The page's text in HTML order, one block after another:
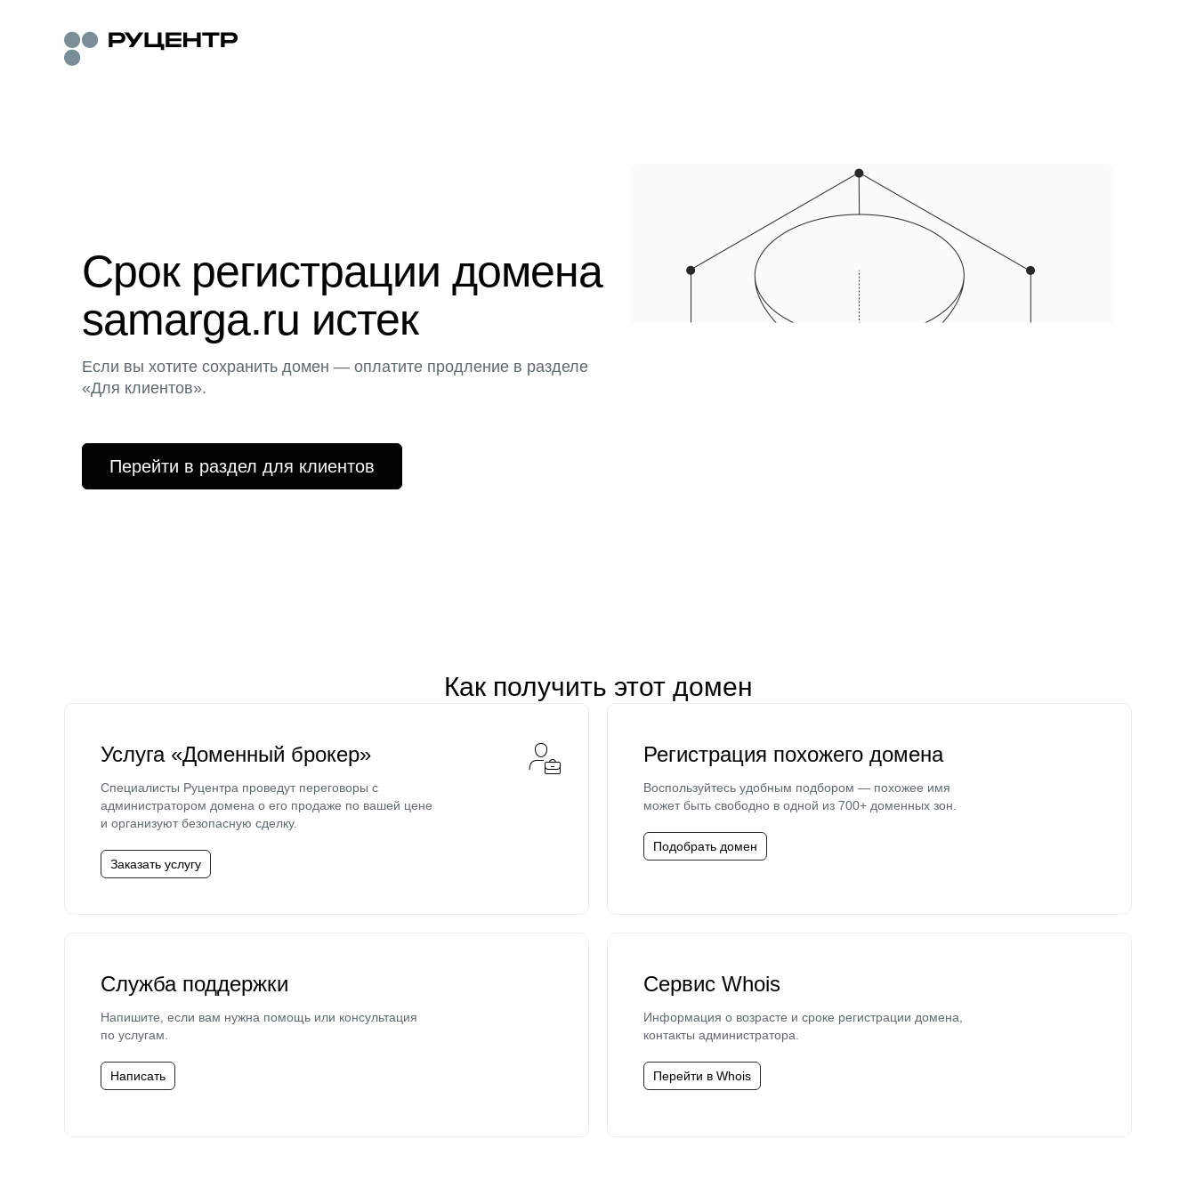
Срок регистрации домена
samarga.ru истек
Если вы хотите сохранить домен — оплатите продление в разделе
«Для клиентов».
Перейти в раздел для клиентов
Как получить этот домен
Услуга «Доменный брокер»
Специалисты Руцентра проведут переговоры с
администратором домена о его продаже по вашей цене
и организуют безопасную сделку.
Заказать услугу
Регистрация похожего домена
Воспользуйтесь удобным подбором — похожее имя
может быть свободно в одной из 700+ доменных зон.
Подобрать домен
Служба поддержки
Напишите, если вам нужна помощь или консультация
по услугам.
Написать
Сервис Whois
Информация о возрасте и сроке регистрации домена,
контакты администратора.
Перейти в Whois